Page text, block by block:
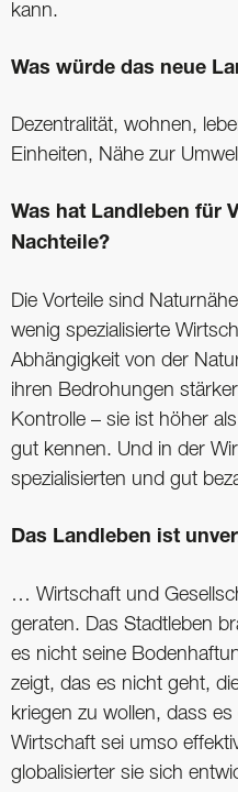
kann.
Was würde das neue
Dezentralität, wohnen,
Einheiten, Nähe zur
Was hat Landleben für
Nachteile?
Die Vorteile sind
wenig spezialisierte
Abhängigkeit von der
ihren Bedrohungen
Kontrolle – sie ist höher
gut kennen. Und in der
spezialisierten und gut
Das Landleben ist
… Wirtschaft und
geraten. Das Stadtleben
es nicht seine
zeigt, das es nicht geht,
kriegen zu wollen, dass
Wirtschaft sei umso
globalisierter sie sich